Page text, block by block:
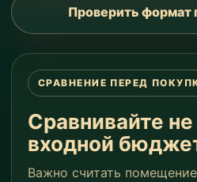
Проверить формат
СРАВНЕНИЕ ПЕРЕД
Сравнивайте не
входной
Важно считать